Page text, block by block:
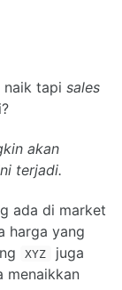
naik tapi sales
akan
terjadi.
ada di market
harga yang
XYZ
juga
menaikkan